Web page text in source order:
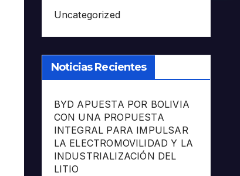
Uncategorized
Noticias Recientes
BYD APUESTA POR BOLIVIA
CON UNA PROPUESTA
INTEGRAL PARA IMPULSAR
LA ELECTROMOVILIDAD Y LA
INDUSTRIALIZACIÓN DEL
LITIO